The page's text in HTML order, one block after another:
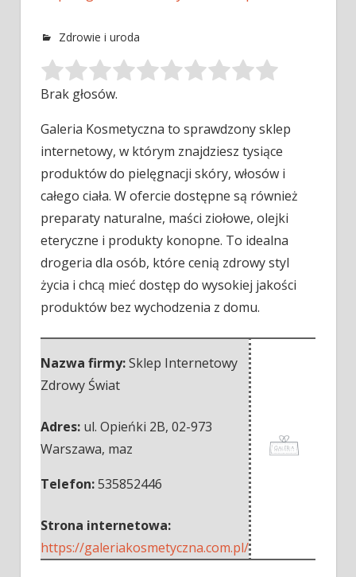
Zdrowie i uroda
Brak głosów.
Galeria Kosmetyczna to sprawdzony sklep
internetowy, w którym znajdziesz tysiące
produktów do pielęgnacji skóry, włosów i
całego ciała. W ofercie dostępne są również
preparaty naturalne, maści ziołowe, olejki
eteryczne i produkty konopne. To idealna
drogeria dla osób, które cenią zdrowy styl
życia i chcą mieć dostęp do wysokiej jakości
produktów bez wychodzenia z domu.
Nazwa firmy:Sklep Internetowy
Zdrowy Świat
Adres: ul. Opieńki 2B, 02-973
Warszawa, maz
Telefon:535852446
Strona internetowa:
https://galeriakosmetyczna.com.pl/